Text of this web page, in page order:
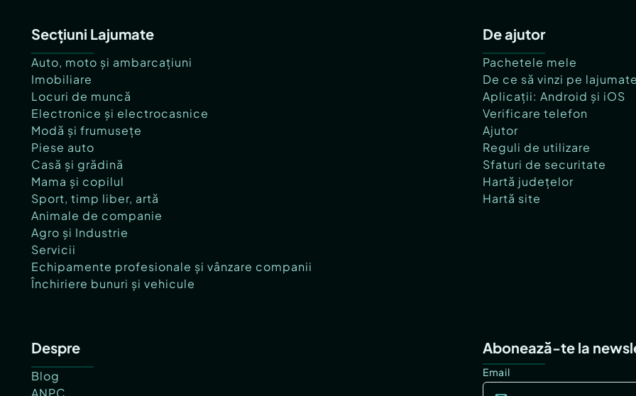
Secțiuni Lajumate
Auto, moto și ambarcațiuni
Imobiliare
Locuri de muncă
Electronice și electrocasnice
Modă și frumusețe
Piese auto
Casă și grădină
Mama și copilul
Sport, timp liber, artă
Animale de companie
Agro și Industrie
Servicii
Echipamente profesionale și vânzare companii
Închiriere bunuri și vehicule
De ajutor
Pachetele mele
De ce să vinzi pe
Aplicații: Android și iOS
Verificare telefon
Ajutor
Reguli de utilizare
Sfaturi de securitate
Hartă județelor
Hartă site
Despre
Blog
ANPC
Abonează-te la
Email